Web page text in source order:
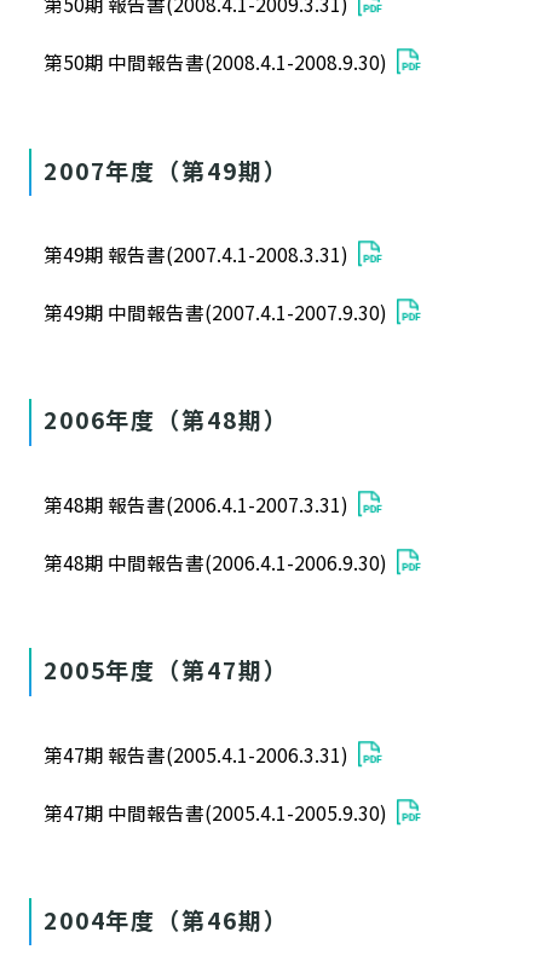
第50期 中間報告書(2008.4.1-2008.9.30)
2007年度（第49期）
第49期 報告書(2007.4.1-2008.3.31)
第49期 中間報告書(2007.4.1-2007.9.30)
2006年度（第48期）
第48期 報告書(2006.4.1-2007.3.31)
第48期 中間報告書(2006.4.1-2006.9.30)
2005年度（第47期）
第47期 報告書(2005.4.1-2006.3.31)
第47期 中間報告書(2005.4.1-2005.9.30)
2004年度（第46期）